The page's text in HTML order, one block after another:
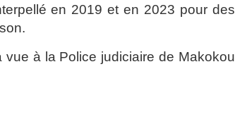
en 2019 et en 2023 pour des
à la Police judiciaire de Makokou